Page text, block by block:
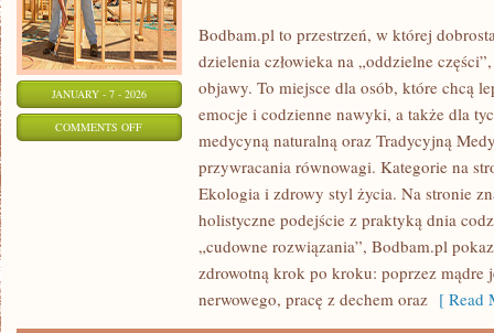
JANUARY - 7 - 2026
COMMENTS OFFON
ENERGETYCZNE
Bodbam.pl to przestrzeń, w której
dzielenia człowieka na „oddzielne
objawy. To miejsce dla osób, które chcą
emocje i codzienne nawyki, a także dla
medycyną naturalną oraz Tradycyjną
przywracania równowagi. Kategorie na
Ekologia i zdrowy styl życia. Na stronie
holistyczne podejście z praktyką dnia
„cudowne rozwiązania”, Bodbam.pl
zdrowotną krok po kroku: poprzez mądre
nerwowego, pracę z dechem oraz [ Read